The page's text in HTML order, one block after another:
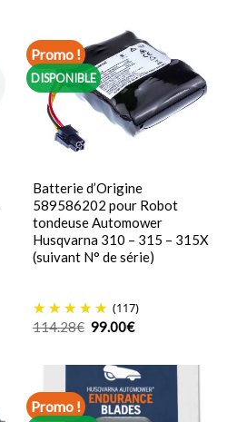
Promo !
DISPONIBLE
Batterie d’Origine
589586202 pour Robot
tondeuse Automower
Husqvarna 310 – 315 – 315X
(suivant N° de série)
(117)
114.28€ Le
prix
114.28€.
99.00€Le
prix
99.00€.
Promo !